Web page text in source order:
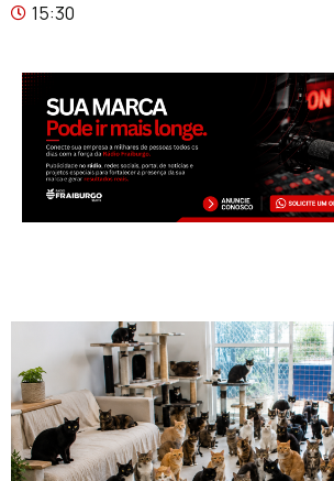
15:30